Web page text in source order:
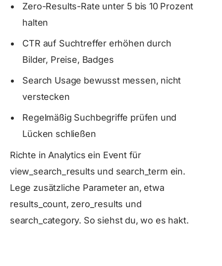
Zero-Results-Rate unter 5 bis 10 Prozent
halten
CTR auf Suchtreffer erhöhen durch
Bilder, Preise, Badges
Search Usage bewusst messen, nicht
verstecken
Regelmäßig Suchbegriffe prüfen und
Lücken schließen
Richte in Analytics ein Event für
view_search_results und search_term ein.
Lege zusätzliche Parameter an, etwa
results_count, zero_results und
search_category. So siehst du, wo es hakt.